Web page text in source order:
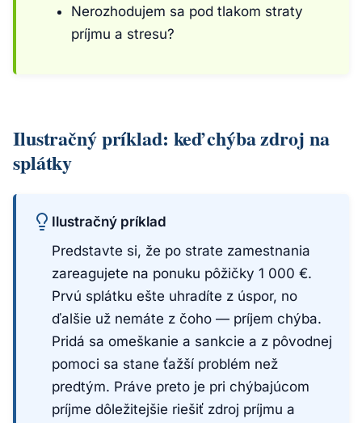
Nerozhodujem sa pod tlakom straty
príjmu a stresu?
Ilustračný príklad: keď chýba zdroj na
splátky
Ilustračný príklad
Predstavte si, že po strate zamestnania
zareagujete na ponuku pôžičky 1 000 €.
Prvú splátku ešte uhradíte z úspor, no
ďalšie už nemáte z čoho — príjem chýba.
Pridá sa omeškanie a sankcie a z pôvodnej
pomoci sa stane ťažší problém než
predtým. Práve preto je pri chýbajúcom
príjme dôležitejšie riešiť zdroj príjmu a